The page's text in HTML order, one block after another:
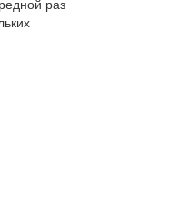
раз